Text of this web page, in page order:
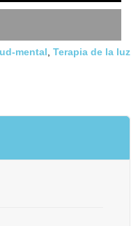
mental Terapia de la luz